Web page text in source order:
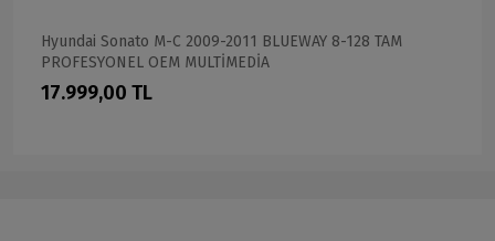
Hyundai Sonato M-C 2009-2011 BLUEWAY 8-128 TAM
PROFESYONEL OEM MULTİMEDİA
17.999,00 TL